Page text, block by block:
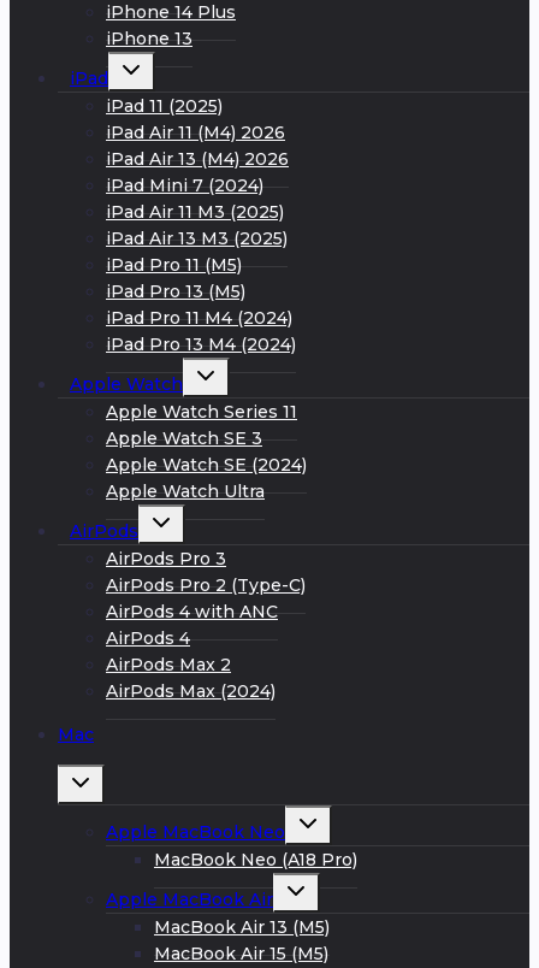
iPhone 14 Plus
iPhone 13
iPad
Развернуть
меню
iPad 11 (2025)
iPad Air 11 (M4) 2026
iPad Air 13 (M4) 2026
iPad Mini 7 (2024)
iPad Air 11 M3 (2025)
iPad Air 13 M3 (2025)
iPad Pro 11 (M5)
iPad Pro 13 (M5)
iPad Pro 11 M4 (2024)
iPad Pro 13 M4 (2024)
Apple Watch
Развернуть
меню
Apple Watch Series 11
Apple Watch SE 3
Apple Watch SE (2024)
Apple Watch Ultra
AirPods
Развернуть
меню
AirPods Pro 3
AirPods Pro 2 (Type-C)
AirPods 4 with ANC
AirPods 4
AirPods Max 2
AirPods Max (2024)
Mac
Развернуть
Apple MacBook Neo
Развернуть
меню
MacBook Neo (A18 Pro)
Apple MacBook Air
Развернуть
меню
MacBook Air 13 (M5)
MacBook Air 15 (M5)